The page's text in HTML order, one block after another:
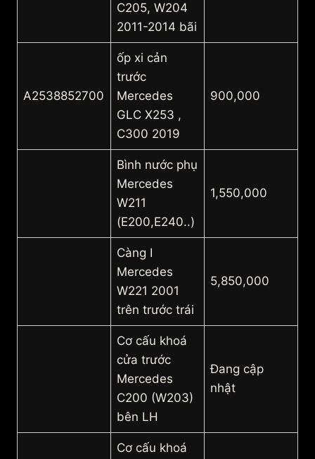
C205, W204
2011-2014 bãi
A2538852700
ốp xi cản
trước
Mercedes
GLC X253 ,
C300 2019
900,000
Bình nước phụ
Mercedes
W211
(E200,E240..)
1,550,000
Càng I
Mercedes
W221 2001
trên trước trái
5,850,000
Cơ cấu khoá
cửa trước
Mercedes
C200 (W203)
bên LH
Đang cập
nhật
Cơ cấu khoá